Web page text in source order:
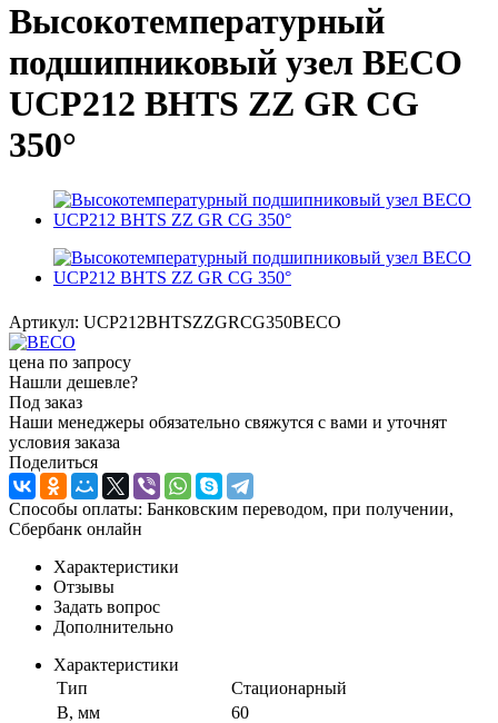
Высокотемпературный
подшипниковый узел BECO
UCP212 BHTS ZZ GR CG
350°
Артикул: UCP212BHTSZZGRCG350BECO
цена по запросу
Нашли дешевле?
Под заказ
Наши менеджеры обязательно свяжутся с вами и уточнят
условия заказа
Поделиться
Способы оплаты: Банковским переводом, при получении,
Сбербанк онлайн
Характеристики
Отзывы
Задать вопрос
Дополнительно
Характеристики
Тип
Стационарный
B, мм
60